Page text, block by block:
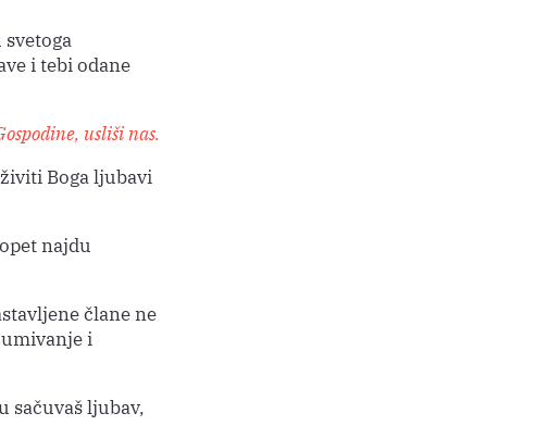
i tebi odane
usliši nas.
Boga ljubavi
najdu
člane ne
i
sačuvaš ljubav,